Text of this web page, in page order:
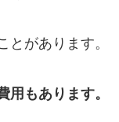
とがあります。
用もあります。